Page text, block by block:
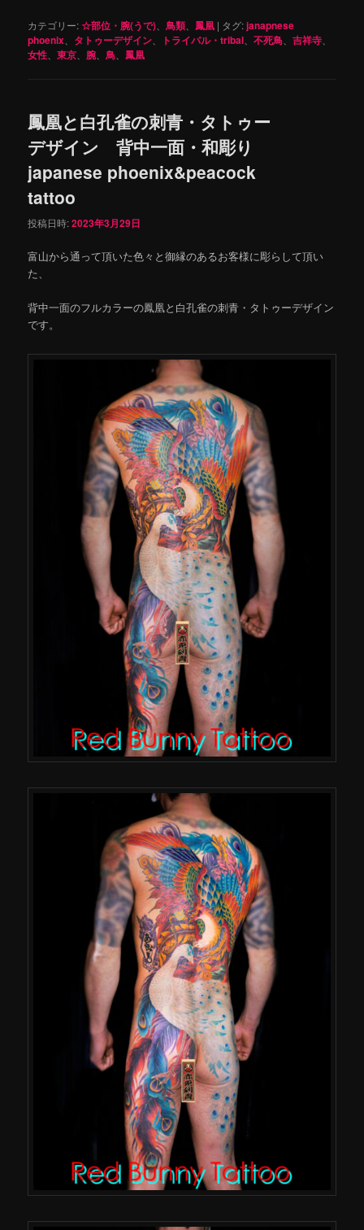
カテゴリー:☆部位・腕(うで) 、鳥類 鳳凰 | タグ:janapnese
phoenix
タトゥーデザイン トライバル・tribal 、不死鳥 、吉祥寺
女性 、東京 腕 、鳥 鳳凰
鳳凰と白孔雀の刺青・タトゥー
デザイン 背中一面・和彫り
japanese phoenix&peacock
tattoo
投稿日時:2023年3月29日
富山から通って頂いた色々と御縁のあるお客様に彫らして頂い
た、
背中一面のフルカラーの鳳凰と白孔雀の刺青・タトゥーデザイン
です。